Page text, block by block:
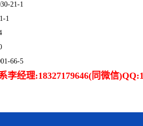
21-1
1
66-5
李经理:18327179646(同微信